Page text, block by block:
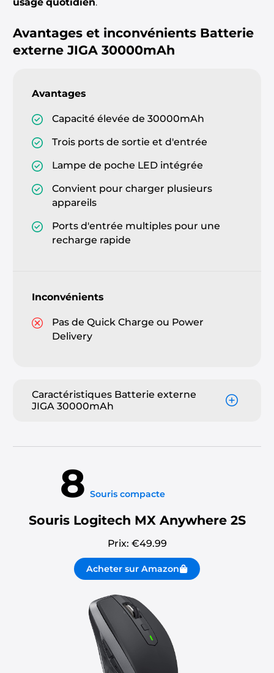
usage quotidien.
Avantages et inconvénients Batterie
externe JIGA 30000mAh
Avantages
Capacité élevée de 30000mAh
Trois ports de sortie et d'entrée
Lampe de poche LED intégrée
Convient pour charger plusieurs
appareils
Ports d'entrée multiples pour une
recharge rapide
Inconvénients
Pas de Quick Charge ou Power
Delivery
Caractéristiques Batterie externe
JIGA 30000mAh
8 Souris compacte
Souris Logitech MX Anywhere 2S
Prix: €49.99
Acheter sur Amazon